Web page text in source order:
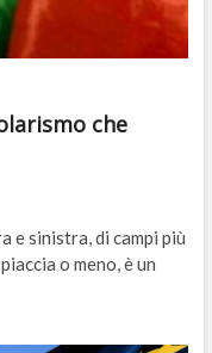
che
e sinistra, di campi più
o meno, è un